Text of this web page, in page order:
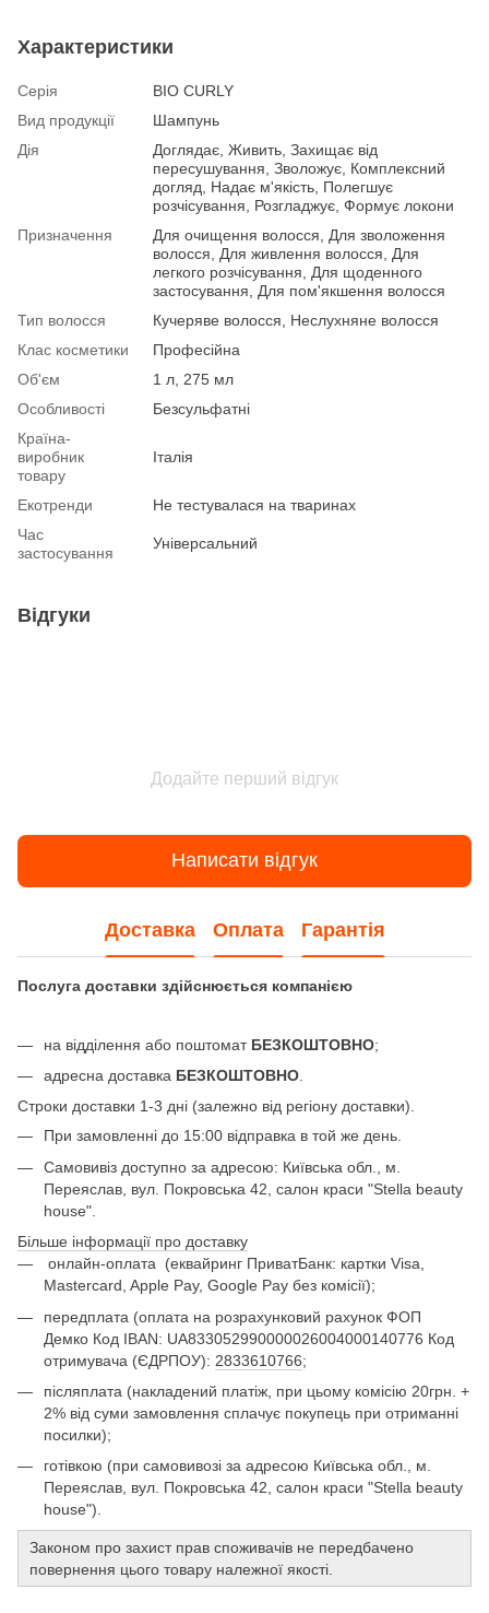
Характеристики
Серія
BIO CURLY
Вид продукції
Шампунь
Дія
Доглядає, Живить, Захищає від
пересушування, Зволожує, Комплексний
догляд, Надає м'якість, Полегшує
розчісування, Розгладжує, Формує локони
Призначення
Для очищення волосся, Для зволоження
волосся, Для живлення волосся, Для
легкого розчісування, Для щоденного
застосування, Для пом'якшення волосся
Тип волосся
Кучеряве волосся, Неслухняне волосся
Клас косметики
Професійна
Об'єм
1 л, 275 мл
Особливості
Безсульфатні
Країна-
виробник
товару
Італія
Екотренди
Не тестувалася на тваринах
Час
застосування
Універсальний
Відгуки
Додайте перший відгук
Написати відгук
Доставка Оплата Гарантія
Послуга доставки здійснюється компанією
на відділення або поштомат БЕЗКОШТОВНО;
адресна доставка БЕЗКОШТОВНО
Строки доставки 1-3 дні (залежно від регіону доставки).
При замовленні до 15:00 відправка в той же день.
Самовивіз доступно за адресою: Київська обл., м.
Переяслав, вул. Покровська 42, салон краси "Stella beauty
house".
Більше інформації про доставку
онлайн-оплата
(еквайринг ПриватБанк: картки Visa,
Mastercard, Apple Pay, Google Pay без комісії);
передплата (оплата на розрахунковий рахунок ФОП
Демко Код IBAN: UA833052990000026004000140776 Код
отримувача (ЄДРПОУ): 2833610766;
післяплата (накладений платіж, при цьому комісію 20грн. +
2% від суми замовлення сплачує покупець при отриманні
посилки);
готівкою (при самовивозі за адресою Київська обл., м.
Переяслав, вул. Покровська 42, салон краси "Stella beauty
house").
Законом про захист прав споживачів не передбачено
повернення цього товару належної якості.